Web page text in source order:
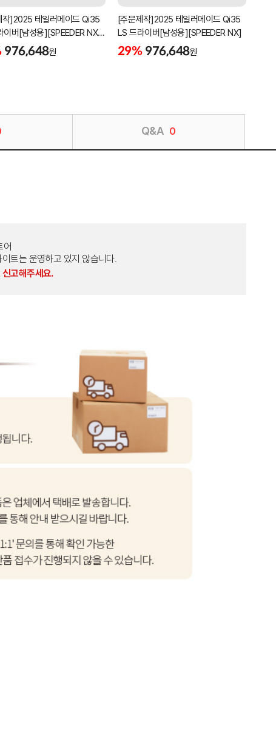
작]2025 테일러메이드 Qi35
이버[남성용][SPEEDER NX
976,648원
[주문제작]2025 테일러메이드 Qi35
LS 드라이버[남성용][SPEEDER NX]
29% 976,648원
Q&A 0
어
트는 운영하고 있지 않습니다.
고해주세요.